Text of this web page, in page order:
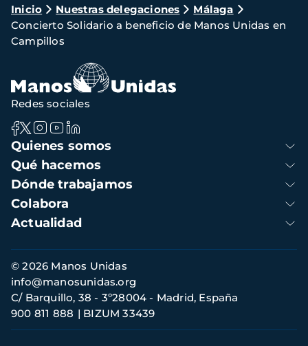
Ruta
de
navegación
Inicio Nuestras delegaciones
Málaga
Concierto Solidario a beneficio de Manos Unidas en
Campillos
Navegación
principal
Quienes somos
Qué hacemos
Dónde trabajamos
Colabora
Actualidad
Redes sociales
Información
de
contacto
© 2026 Manos Unidas
C/ Barquillo, 38 - 3º28004 - Madrid, España
900 811 888
BIZUM 33439
info@manosunidas.org